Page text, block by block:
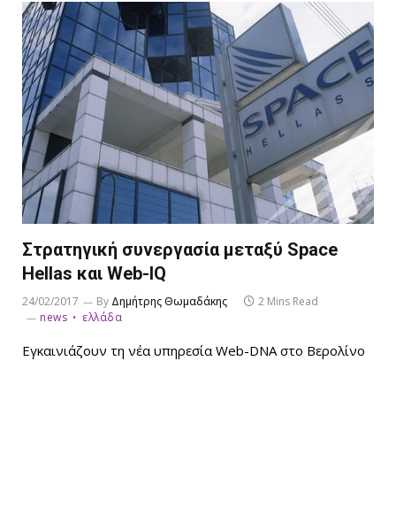
Στρατηγική συνεργασία μεταξύ Space
Hellas και Web-IQ
24/02/2017 By Δημήτρης Θωμαδάκης
2 Mins Read
news
ελλάδα
Εγκαινιάζουν τη νέα υπηρεσία Web-DNA στο Βερολίνο